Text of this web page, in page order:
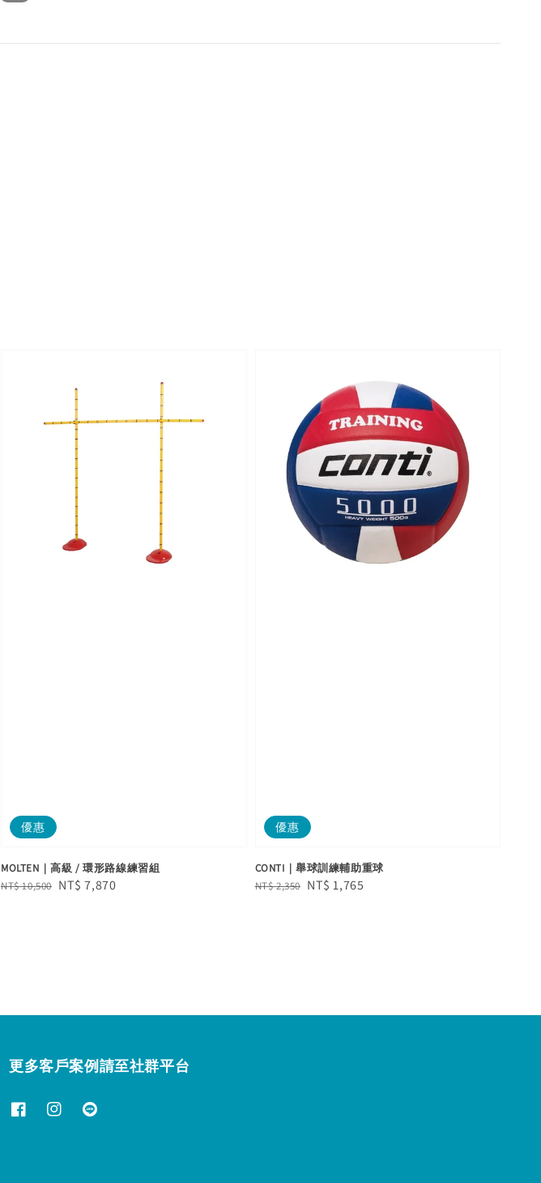
優惠
MOLTEN｜高級 / 環形路線練習組
Regular
NT$ 10,500 Sale
NT$ 7,870
優惠
CONTI｜舉球訓練輔助重球
Regular
NT$ 2,350 Sale
NT$ 1,765
更多客戶案例請至社群平台